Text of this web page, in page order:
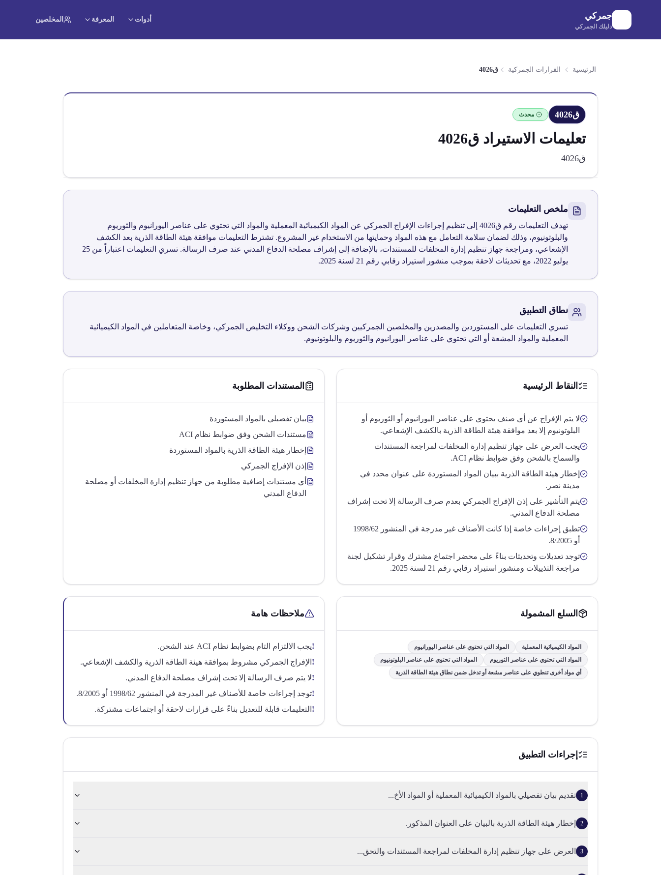
جمركي
دليلك الجمركي
أدوات المعرفة المخلصين
الرئيسية القرارات الجمركية ق4026
ق4026 محدث
تعليمات الاستيراد ق4026
ق4026
ملخص التعليمات
تهدف التعليمات رقم ق4026 إلى تنظيم إجراءات الإفراج الجمركي عن المواد الكيميائية المعملية والمواد التي تحتوي على عناصر اليورانيوم والثوريوم
والبلوتونيوم، وذلك لضمان سلامة التعامل مع هذه المواد وحمايتها من الاستخدام غير المشروع. تشترط التعليمات موافقة هيئة الطاقة الذرية بعد الكشف
الإشعاعي، ومراجعة جهاز تنظيم إدارة المخلفات للمستندات، بالإضافة إلى إشراف مصلحة الدفاع المدني عند صرف الرسالة. تسري التعليمات اعتباراً من 25
يوليو 2022، مع تحديثات لاحقة بموجب منشور استيراد رقابي رقم 21 لسنة 2025.
نطاق التطبيق
تسري التعليمات على المستوردين والمصدرين والمخلصين الجمركيين وشركات الشحن ووكلاء التخليص الجمركي، وخاصة المتعاملين في المواد الكيميائية
المعملية والمواد المشعة أو التي تحتوي على عناصر اليورانيوم والثوريوم والبلوتونيوم.
النقاط الرئيسية
لا يتم الإفراج عن أي صنف يحتوي على عناصر اليورانيوم أو الثوريوم أو
البلوتونيوم إلا بعد موافقة هيئة الطاقة الذرية بالكشف الإشعاعي.
يجب العرض على جهاز تنظيم إدارة المخلفات لمراجعة المستندات
والسماح بالشحن وفق ضوابط نظام ACI.
إخطار هيئة الطاقة الذرية ببيان المواد المستوردة على عنوان محدد في
مدينة نصر.
يتم التأشير على إذن الإفراج الجمركي بعدم صرف الرسالة إلا تحت إشراف
مصلحة الدفاع المدني.
تطبق إجراءات خاصة إذا كانت الأصناف غير مدرجة في المنشور 1998/62
أو 8/2005.
توجد تعديلات وتحديثات بناءً على محضر اجتماع مشترك وقرار تشكيل لجنة
مراجعة التذييلات ومنشور استيراد رقابي رقم 21 لسنة 2025.
المستندات المطلوبة
بيان تفصيلي بالمواد المستوردة
مستندات الشحن وفق ضوابط نظام ACI
إخطار هيئة الطاقة الذرية بالمواد المستوردة
إذن الإفراج الجمركي
أي مستندات إضافية مطلوبة من جهاز تنظيم إدارة المخلفات أو مصلحة
الدفاع المدني
السلع المشمولة
المواد الكيميائية المعملية
المواد التي تحتوي على عناصر اليورانيوم
المواد التي تحتوي على عناصر الثوريوم
المواد التي تحتوي على عناصر البلوتونيوم
أي مواد أخرى تنطوي على عناصر مشعة أو تدخل ضمن نطاق هيئة الطاقة الذرية
ملاحظات هامة
!يجب الالتزام التام بضوابط نظام ACI عند الشحن.
! الإفراج الجمركي مشروط بموافقة هيئة الطاقة الذرية والكشف الإشعاعي.
!لا يتم صرف الرسالة إلا تحت إشراف مصلحة الدفاع المدني.
!توجد إجراءات خاصة للأصناف غير المدرجة في المنشور 1998/62 أو 8/2005.
! التعليمات قابلة للتعديل بناءً على قرارات لاحقة أو اجتماعات مشتركة.
إجراءات التطبيق
1 تقديم بيان تفصيلي بالمواد الكيميائية المعملية أو المواد الأخ...
2 إخطار هيئة الطاقة الذرية بالبيان على العنوان المذكور.
3 العرض على جهاز تنظيم إدارة المخلفات لمراجعة المستندات والتحق...